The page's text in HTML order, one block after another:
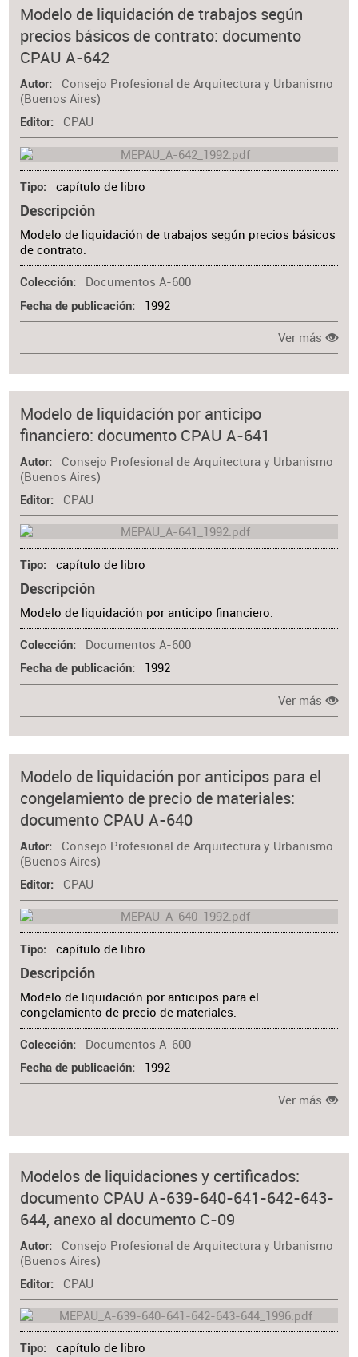
Modelo de liquidación de trabajos según
precios básicos de contrato: documento
CPAU A-642
Autor
Consejo Profesional de Arquitectura y Urbanismo
(Buenos Aires)
Editor CPAU
Tipo capítulo de libro
Descripción
Modelo de liquidación de trabajos según precios básicos
de contrato.
Colección Documentos A-600
Fecha de publicación 1992
Ver más
Modelo de liquidación por anticipo
financiero: documento CPAU A-641
Autor
Consejo Profesional de Arquitectura y Urbanismo
(Buenos Aires)
Editor CPAU
Tipo capítulo de libro
Descripción
Modelo de liquidación por anticipo financiero.
Colección Documentos A-600
Fecha de publicación 1992
Ver más
Modelo de liquidación por anticipos para el
congelamiento de precio de materiales:
documento CPAU A-640
Autor
Consejo Profesional de Arquitectura y Urbanismo
(Buenos Aires)
Editor CPAU
Tipo capítulo de libro
Descripción
Modelo de liquidación por anticipos para el
congelamiento de precio de materiales.
Colección Documentos A-600
Fecha de publicación 1992
Ver más
Modelos de liquidaciones y certificados:
documento CPAU A-639-640-641-642-643-
644, anexo al documento C-09
Autor
Consejo Profesional de Arquitectura y Urbanismo
(Buenos Aires)
Editor CPAU
Tipo capítulo de libro